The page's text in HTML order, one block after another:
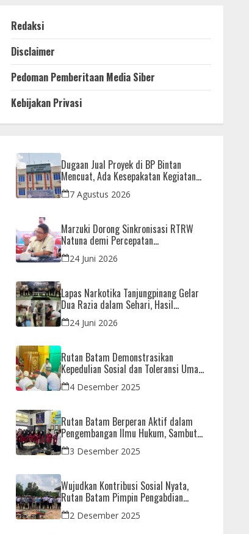
Redaksi
Disclaimer
Pedoman Pemberitaan Media Siber
Kebijakan Privasi
Dugaan Jual Proyek di BP Bintan
Mencuat, Ada Kesepakatan Kegiatan
dan Dana yang Dikembalikan
7 Agustus 2026
Marzuki Dorong Sinkronisasi RTRW
Natuna demi Percepatan
Pembangunan Strategis Daerah
24 Juni 2026
Lapas Narkotika Tanjungpinang Gelar
Dua Razia dalam Sehari, Hasil
Pemeriksaan Nihil Barang Terlarang
24 Juni 2026
Rutan Batam Demonstrasikan
Kepedulian Sosial dan Toleransi Umat
Beragama Melalui Doa Bersama
Korban Bencana
4 Desember 2025
Rutan Batam Berperan Aktif dalam
Pengembangan Ilmu Hukum, Sambut
Kunjungan Observasi Mahasiswa UIB
3 Desember 2025
Wujudkan Kontribusi Sosial Nyata,
Rutan Batam Pimpin Pengabdian
Imipas untuk Negeri di Masjid
Syahrom Ba’dawi
2 Desember 2025